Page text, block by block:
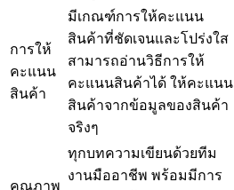
การให้
คะแนน
สินค้า
มีเกณฑ์การให้คะแนน
สินค้าที่ชัดเจนและโปร่งใส
สามารถอ่านวิธีการให้
คะแนนสินค้าได้ ให้คะแนน
สินค้าจากข้อมูลของสินค้า
จริงๆ
คุณภาพ
ทุกบทความเขียนด้วยทีม
งานมืออาชีพ พร้อมมีการ